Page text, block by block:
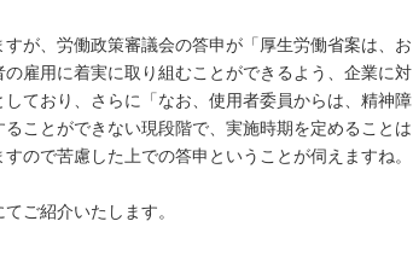
が、労働政策審議会の答申が「厚生労働省案は、お
雇用に着実に取り組むことができるよう、企業に対
ており、さらに「なお、使用者委員からは、精神障
ことができない現段階で、実施時期を定めることは
ので苦慮した上での答申ということが伺えますね。
ご紹介いたします。